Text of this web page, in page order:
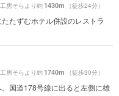
房そらより約1430m （徒歩24分）
たずむホテル併設のレストラ
房そらより約1740m （徒歩30分）
国道178号線に出ると左側に雄